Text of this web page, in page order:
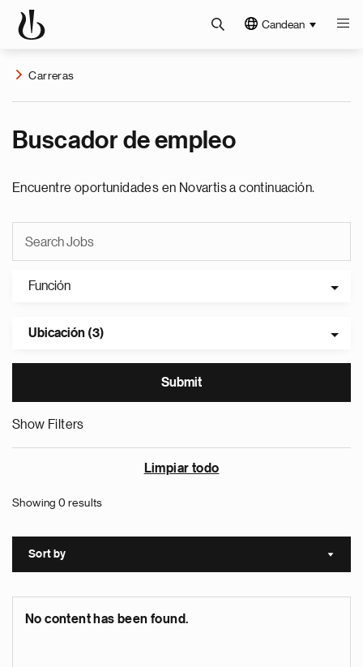
Candean
Carreras
Buscador de empleo
Encuentre oportunidades en Novartis a continuación.
Función
Ubicación (3)
Show Filters
Limpiar todo
Showing 0 results
Sort by Sort
No content has been found.